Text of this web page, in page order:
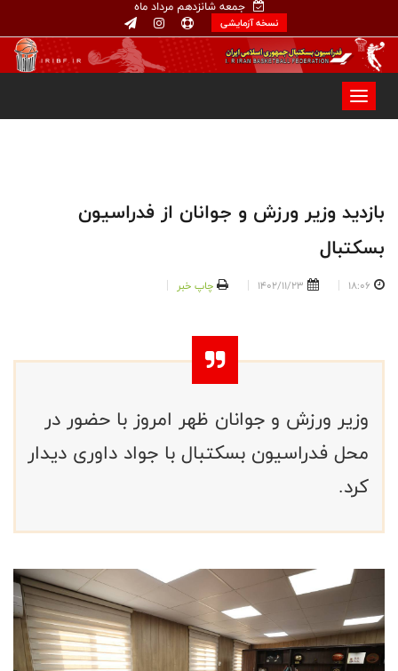
جمعه شانزدهم مرداد ماه
نسخه آزمایشی
بازدید وزیر ورزش و جوانان از فدراسیون
بسکتبال
18:06
1402/11/23 چاپ خبر
وزیر ورزش و جوانان ظهر امروز با حضور در
محل فدراسیون بسکتبال با جواد داوری دیدار
کرد.